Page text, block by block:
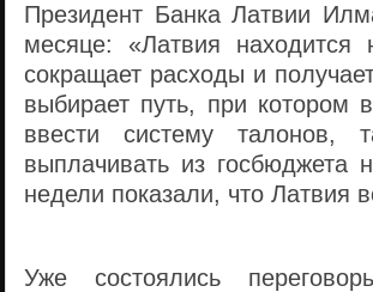
Президент Банка Латвии
месяце: «Латвия находится
сокращает расходы и
выбирает путь, при котором
ввести систему талонов,
выплачивать из
недели показали, что Латвия
Уже состоялись